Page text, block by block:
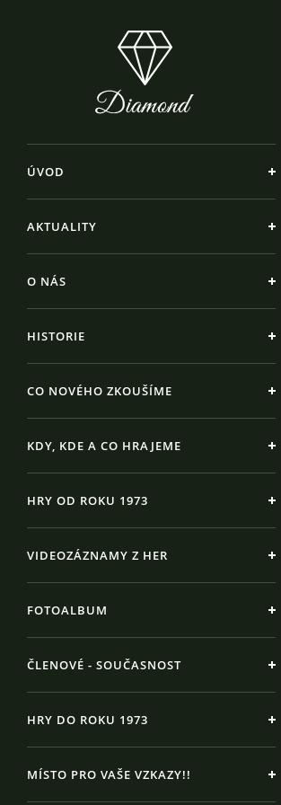
ÚVOD
AKTUALITY
O NÁS
HISTORIE
CO NOVÉHO ZKOUŠÍME
KDY, KDE A CO HRAJEME
HRY OD ROKU 1973
VIDEOZÁZNAMY Z HER
FOTOALBUM
ČLENOVÉ - SOUČASNOST
HRY DO ROKU 1973
MÍSTO PRO VAŠE VZKAZY!!